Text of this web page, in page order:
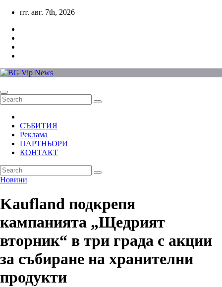
Skip
content
пт. авг. 7th, 2026
СЪБИТИЯ
Реклама
ПАРТНЬОРИ
КОНТАКТ
Новини
Kaufland подкрепя
кампанията „Щедрият
вторник“ в три града с акции
за събиране на хранителни
продукти